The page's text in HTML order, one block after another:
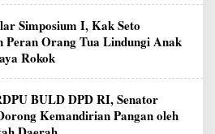
Simposium I, Kak Seto
Peran Orang Tua Lindungi Anak
Rokok
BULD DPD RI, Senator
Kemandirian Pangan oleh